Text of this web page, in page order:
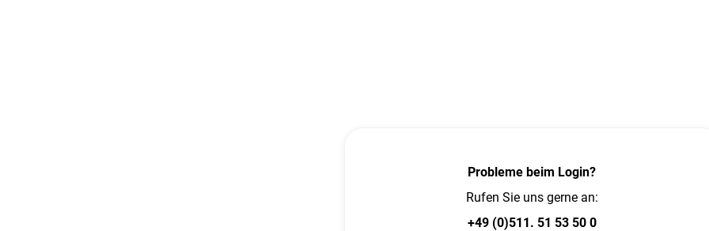
Probleme beim Login?
Rufen Sie uns gerne an:
+49 (0)511. 51 53 50 0